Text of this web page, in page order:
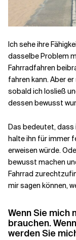
Ich sehe ihre
dasselbe Problem
Fahrradfahren
fahren kann. Aber
sobald ich losließ
dessen bewusst
Das bedeutet, dass
halte ihn für immer
erweisen würde.
bewusst machen
Fahrrad
mir sagen können,
Wenn Sie mich
brauchen.
werden Sie